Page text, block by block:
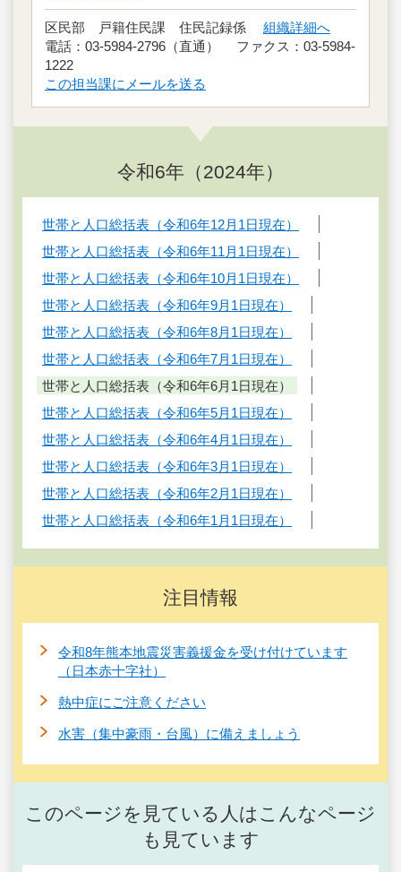
区民部 戸籍住民課 住民記録係 組織詳細へ
電話：03-5984-2796（直通） ファクス：03-5984-
1222
この担当課にメールを送る
令和6年（2024年）
世帯と人口総括表（令和6年12月1日現在）
世帯と人口総括表（令和6年11月1日現在）
世帯と人口総括表（令和6年10月1日現在）
世帯と人口総括表（令和6年9月1日現在）
世帯と人口総括表（令和6年8月1日現在）
世帯と人口総括表（令和6年7月1日現在）
世帯と人口総括表（令和6年6月1日現在）
世帯と人口総括表（令和6年5月1日現在）
世帯と人口総括表（令和6年4月1日現在）
世帯と人口総括表（令和6年3月1日現在）
世帯と人口総括表（令和6年2月1日現在）
世帯と人口総括表（令和6年1月1日現在）
注目情報
令和8年熊本地震災害義援金を受け付けています
（日本赤十字社）
熱中症にご注意ください
水害（集中豪雨・台風）に備えましょう
このページを見ている人はこんなページ
も見ています